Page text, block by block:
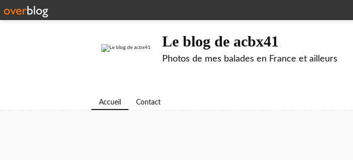
Le blog de acbx41
Photos de mes balades en France et ailleurs
Accueil Contact